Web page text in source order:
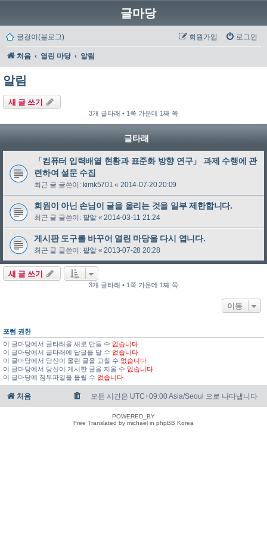
글마당
글걸이(블로그) 로그인
회원가입
처음 열린 마당 알림
알림
새 글 쓰기
3개 글타래 • 1쪽 가운데 1째 쪽
글타래
「컴퓨터 입력배열 현황과 표준화 방향 연구」 과제 수행에 관
련하여 설문 수집
최근 글 글쓴이: kimk5701 « 2014-07-20 20:09
회원이 아닌 손님이 글을 올리는 것을 일부 제한합니다.
최근 글 글쓴이: 팥알 «2014-03-11 21:24
게시판 도구를 바꾸어 열린 마당을 다시 엽니다.
최근 글 글쓴이: 팥알 «2013-07-28 20:28
새 글 쓰기
3개 글타래 • 1쪽 가운데 1째 쪽
이동
포럼 권한
이 글마당에서 글타래을 새로 만들 수 없습니다
이 글마당에서 글타래에 답글을 달 수 없습니다
이 글마당에서 당신이 올린 글을 고칠 수 없습니다
이 글마당에서 당신이 게시한 글을 지울 수 없습니다
이 글마당에 첨부파일을 올릴 수 없습니다
처음 모든 시간은 UTC+09:00 Asia/Seoul 으로 나타냅니다
POWERED_BY
Free Translated by michael in phpBB Korea